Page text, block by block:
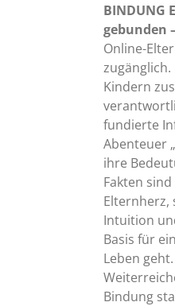
BINDUNG
gebunden
Online-
Kindern
fundierte
Abenteuer
ihre
Fakten
Elternherz,
Intuition
Basis für
Leben
Bindung